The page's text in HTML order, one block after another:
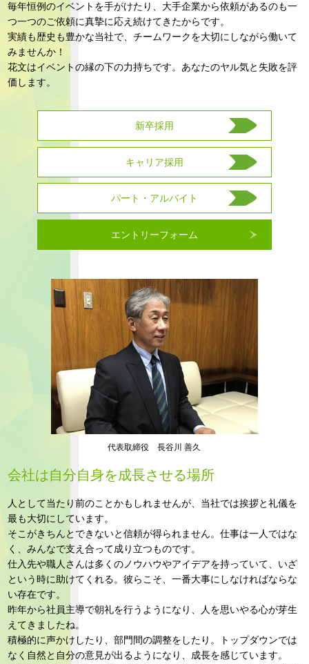
毎年恒例のイベントを手がけたり、大手企業から依頼があるのも一
つ一つのご依頼に真摯に応え続けてきたからです。
実績も歴史も豊かな当社で、チームワークを大切にしながら働いて
みませんか！
花文はイベントの縁の下の力持ちです。あなたのヤル気と失敗を評
価します。
新卒採用
キャリア採用
パート・アルバイト
エントリーフォーム
代表取締役 長谷川 善久
会社は自分自身を成長させる場所
人として当たり前のことかもしれませんが、当社では挨拶と礼儀を
最も大切にしています。
そこがきちんとできないと信頼が得られません。仕事は一人ではな
く、みんなで支え合って成り立つものです。
仕入先や職人さんは多くのノウハウやアイデアを持っていて、いざ
という時に助けてくれる。彼らこそ、一番大事にしなければならな
い存在です。
昨年から社員主導で朝礼を行うようになり、人を思いやる心が芽生
えてきましたね。
積極的に声かけしたり、部門間の調整をしたり。トップダウンでは
なく自然と自分の意見が出るようになり、成長を感じています。